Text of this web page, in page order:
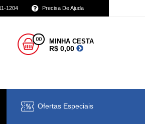
1204 Precisa De Ajuda
00 MINHA CESTA
R$ 0,00
Ofertas Especiais